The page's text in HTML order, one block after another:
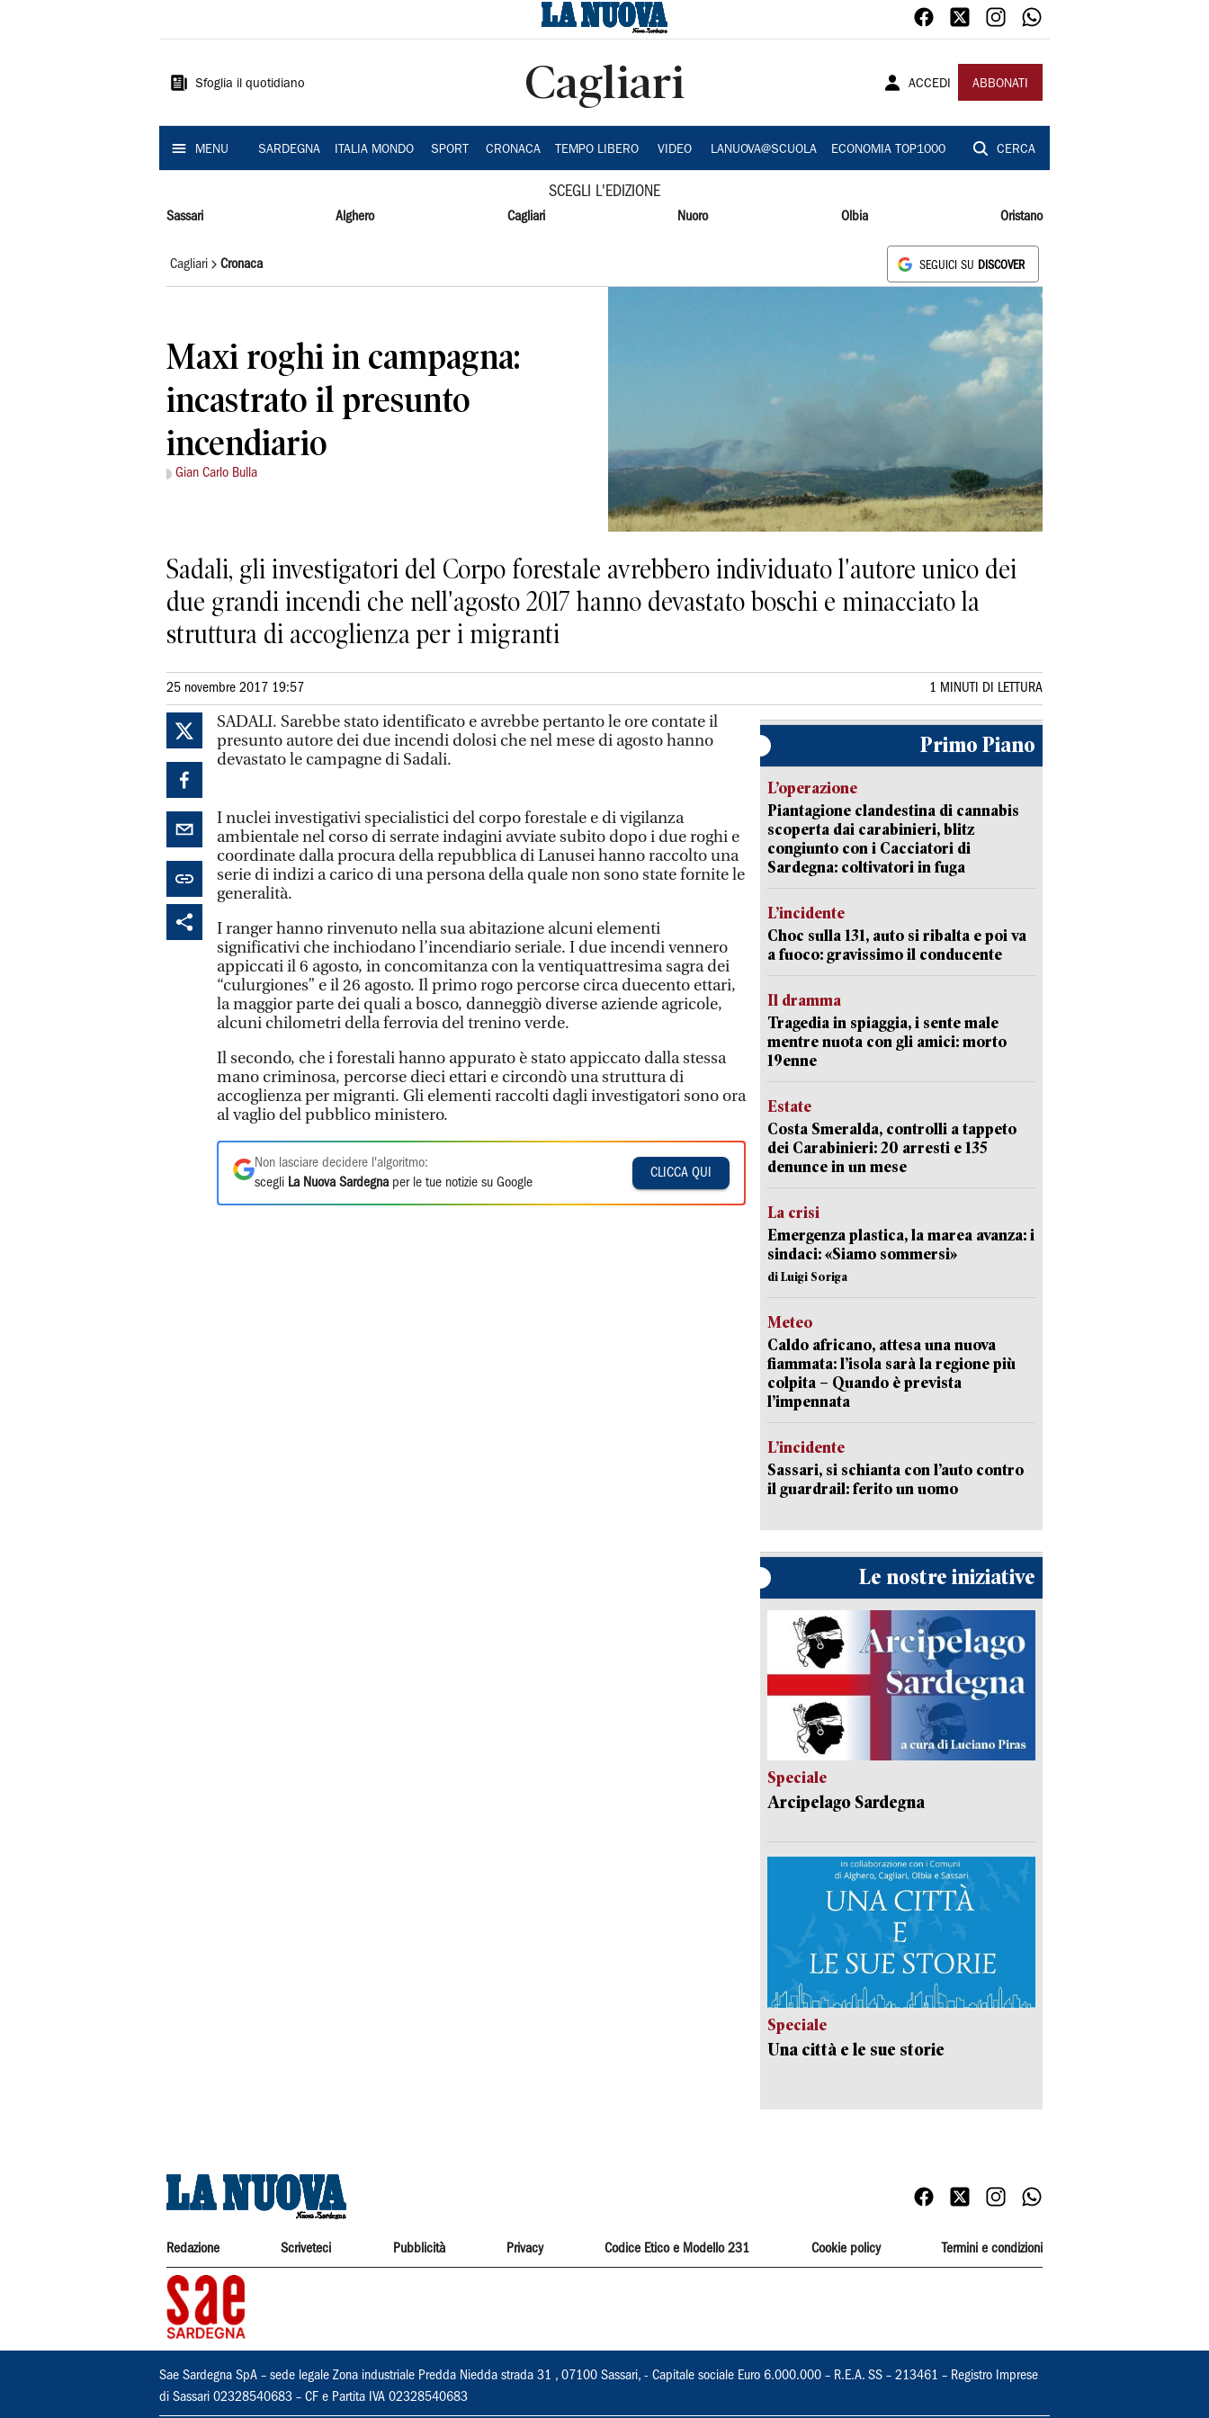
Sardegna
Sfoglia il quotidiano Cagliari ACCEDI ABBONATI
MENU SARDEGNA ITALIA MONDO SPORT CRONACA TEMPO LIBERO VIDEO LANUOVA@SCUOLA ECONOMIA TOP1000 CERCA
SCEGLI L'EDIZIONE
Sassari Alghero Cagliari Nuoro Olbia Oristano
Cagliari Cronaca SEGUICI SU DISCOVER
Maxi roghi in campagna:
incastrato il presunto
incendiario
Gian Carlo Bulla
Sadali, gli investigatori del Corpo forestale avrebbero individuato l'autore unico dei
due grandi incendi che nell'agosto 2017 hanno devastato boschi e minacciato la
struttura di accoglienza per i migranti
25 novembre 2017 19:57 1 MINUTI DI LETTURA
SADALI. Sarebbe stato identificato e avrebbe pertanto le ore contate il
presunto autore dei due incendi dolosi che nel mese di agosto hanno
devastato le campagne di Sadali.
I nuclei investigativi specialistici del corpo forestale e di vigilanza
ambientale nel corso di serrate indagini avviate subito dopo i due roghi e
coordinate dalla procura della repubblica di Lanusei hanno raccolto una
serie di indizi a carico di una persona della quale non sono state fornite le
generalità.
I ranger hanno rinvenuto nella sua abitazione alcuni elementi
significativi che inchiodano l’incendiario seriale. I due incendi vennero
appiccati il 6 agosto, in concomitanza con la ventiquattresima sagra dei
“culurgiones” e il 26 agosto. Il primo rogo percorse circa duecento ettari,
la maggior parte dei quali a bosco, danneggiò diverse aziende agricole,
alcuni chilometri della ferrovia del trenino verde.
Il secondo, che i forestali hanno appurato è stato appiccato dalla stessa
mano criminosa, percorse dieci ettari e circondò una struttura di
accoglienza per migranti. Gli elementi raccolti dagli investigatori sono ora
al vaglio del pubblico ministero.
Non lasciare decidere l'algoritmo:
scegli La Nuova Sardegna per le tue notizie su Google
CLICCA QUI
Primo Piano
L’operazione
Piantagione clandestina di cannabis
scoperta dai carabinieri, blitz
congiunto con i Cacciatori di
Sardegna: coltivatori in fuga
L’incidente
Choc sulla 131, auto si ribalta e poi va
a fuoco: gravissimo il conducente
Il dramma
Tragedia in spiaggia, i sente male
mentre nuota con gli amici: morto
19enne
Estate
Costa Smeralda, controlli a tappeto
dei Carabinieri: 20 arresti e 135
denunce in un mese
La crisi
Emergenza plastica, la marea avanza: i
sindaci: «Siamo sommersi»
di Luigi Soriga
Meteo
Caldo africano, attesa una nuova
fiammata: l’isola sarà la regione più
colpita – Quando è prevista
l’impennata
L’incidente
Sassari, si schianta con l’auto contro
il guardrail: ferito un uomo
Le nostre iniziative
Speciale
Arcipelago Sardegna
Speciale
Una città e le sue storie
Redazione Scriveteci Pubblicità Privacy Codice Etico e Modello 231 Cookie policy Termini e condizioni
Sae Sardegna SpA – sede legale Zona industriale Predda Niedda strada 31 , 07100 Sassari, - Capitale sociale Euro 6.000.000 – R.E.A. SS – 213461 – Registro Imprese
di Sassari 02328540683 – CF e Partita IVA 02328540683